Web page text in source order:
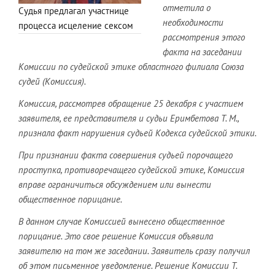
Судья предлагал участнице
процесса исцеление сексом
отметила о
необходимости
рассмотрения этого
факта на заседании
Комиссии по судейской этике областного филиала Союза
судей (Комиссия).
Комиссия, рассмотрев обращение 25 декабря с участием
заявителя, ее представителя и судьи Еримбетова Т. М.,
признала факт нарушения судьей Кодекса судейской этики.
При признании факта совершения судьей порочащего
проступка, ​противоречащего судейской этике, ​Комиссия
вправе ограничиться обсуждением или вынести
общественное порицание.
В данном случае Комиссией вынесено общественное
порицание. Это свое решение Комиссия объявила
заявителю на том же заседании. Заявитель сразу получил
об этом письменное уведомление. Решение Комиссии Т.